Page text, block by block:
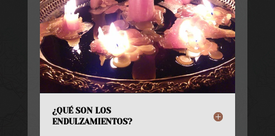
¿QUÉ SON LOS
ENDULZAMIENTOS?